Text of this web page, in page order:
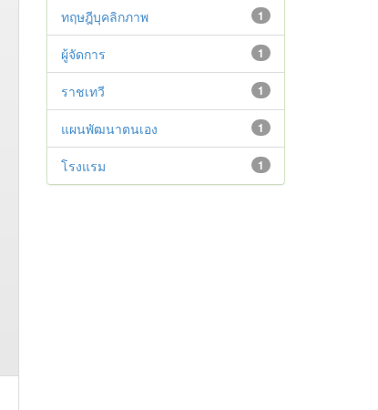
1
ทฤษฎีบุคลิกภาพ
1
ผู้จัดการ
1
ราชเทวี
1
แผนพัฒนาตนเอง
1
โรงแรม